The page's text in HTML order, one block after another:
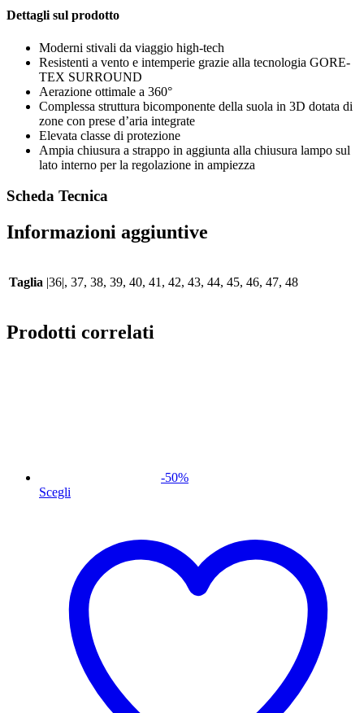
Dettagli sul prodotto
Moderni stivali da viaggio high-tech
Resistenti a vento e intemperie grazie alla tecnologia GORE-
TEX SURROUND
Aerazione ottimale a 360°
Complessa struttura bicomponente della suola in 3D dotata di
zone con prese d’aria integrate
Elevata classe di protezione
Ampia chiusura a strappo in aggiunta alla chiusura lampo sul
lato interno per la regolazione in ampiezza
Scheda Tecnica
Informazioni aggiuntive
Taglia |36|, 37, 38, 39, 40, 41, 42, 43, 44, 45, 46, 47, 48
Prodotti correlati
-50%
Scegli